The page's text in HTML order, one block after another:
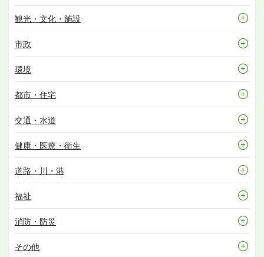
観光・文化・施設
市政
環境
都市・住宅
交通・水道
健康・医療・衛生
道路・川・港
福祉
消防・防災
その他